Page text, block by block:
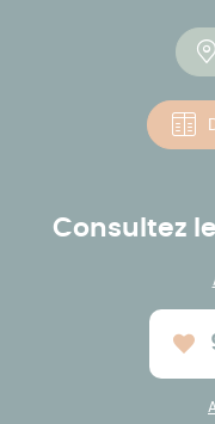
Consultez